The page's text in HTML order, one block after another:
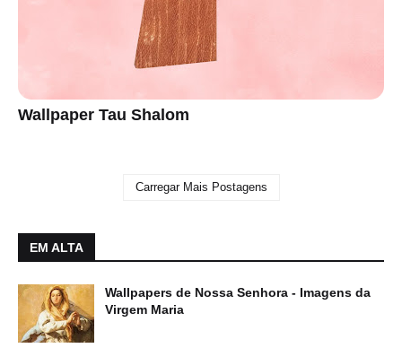
Wallpaper Tau Shalom
Carregar Mais Postagens
EM ALTA
Wallpapers de Nossa Senhora - Imagens da
Virgem Maria